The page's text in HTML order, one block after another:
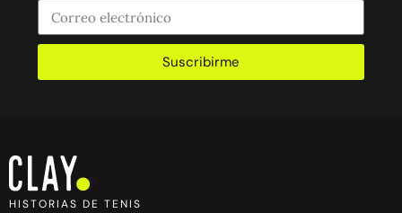
Suscribirme
HISTORIAS DE TENIS